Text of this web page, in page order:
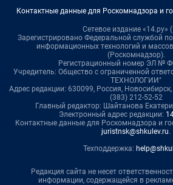
Контактные данные для Роскомнадзора и
Сетевое издание «14.ру»
Зарегистрировано Федеральной службой
информационных технологий и
(Роскомнадзор).
Регистрационный номер ЭЛ №
Учредитель: Общество с ограниченной
ТЕХНОЛОГИИ"
Адрес редакции: 630099, Россия,
(383) 212-52-52
Главный редактор: Шайтанова
Электронный адрес редакции:
Контактные данные для Роскомнадзора и
juristnsk@shkulev.ru.
Техподдержка:
Редакция сайта не несет
информации, содержащейся в